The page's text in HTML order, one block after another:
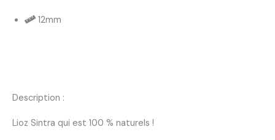
12mm
Description :
Lioz Sintra qui est 100 % naturels !